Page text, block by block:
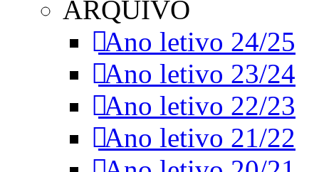
ARQUIVO
Ano letivo 24/25
Ano letivo 23/24
Ano letivo 22/23
Ano letivo 21/22